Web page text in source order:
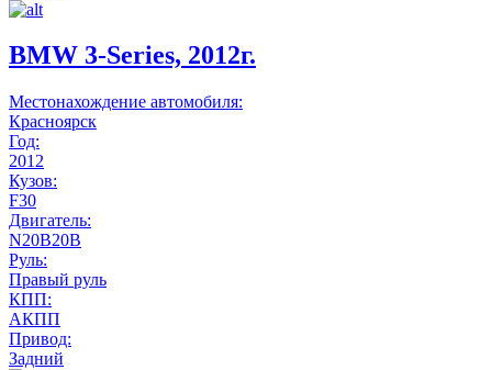
BMW 3-Series, 2012г.
Местонахождение автомобиля:
Красноярск
Год:
2012
Кузов:
F30
Двигатель:
N20B20B
Руль:
Правый руль
КПП:
АКПП
Привод:
Задний